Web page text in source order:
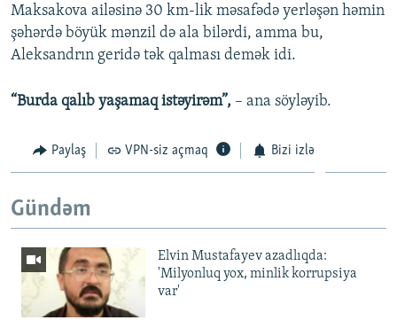
Maksakova ailəsinə 30 km-lik məsafədə yerləşən həmin
şəhərdə böyük mənzil də ala bilərdi, amma bu,
Aleksandrın geridə tək qalması demək idi.
“Burda qalıb yaşamaq istəyirəm”, – ana söyləyib.
Paylaş VPN-siz açmaq Bizi izlə
Gündəm
Elvin Mustafayev azadlıqda:
'Milyonluq yox, minlik korrupsiya
var'